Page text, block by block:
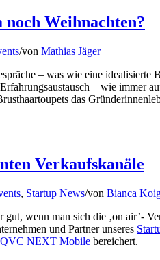
Weihnachten?
/von Mathias Jäger
– was wie eine
– wie immer
das
Verkaufskanäle
, Startup News/von Bianca
gut, wenn man sich die ‚on air’-
und Partner unseres
QVC NEXT Mobile bereichert.